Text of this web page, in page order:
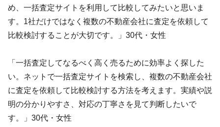
め、一括査定サイトを利用して比較してみたいと思いま
す。1社だけではなく複数の不動産会社に査定を依頼して
比較検討することが大切です。」30代・女性
「一括査定してなるべく高く売るために効率よく探した
い。ネットで一括査定サイトを検索し、複数の不動産会社
に査定を依頼して比較検討する方法を考えます。実績や説
明の分かりやすさ、対応の丁寧さを見て判断したいで
す。」30代・女性